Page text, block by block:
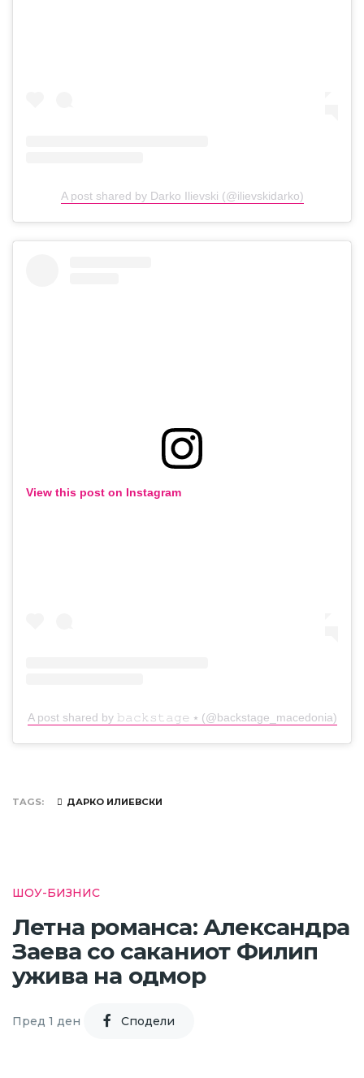
A post shared by Darko Ilievski (@ilievskidarko)
View this post on Instagram
A post shared by 𝚋𝚊𝚌𝚔𝚜𝚝𝚊𝚐𝚎 ⭑ (@backstage_macedonia)
TAGS ДАРКО ИЛИЕВСКИ
ШОУ-БИЗНИС
Летна романса: Александра
Заева со саканиот Филип
ужива на одмор
Пред 1 ден Cподели